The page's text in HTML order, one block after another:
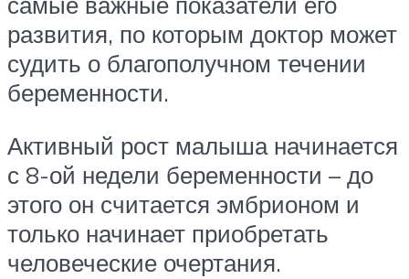
развития, по которым доктор может
судить о благополучном течении
беременности.
Активный рост малыша начинается
с 8-ой недели беременности – до
этого он считается эмбрионом и
только начинает приобретать
человеческие очертания.